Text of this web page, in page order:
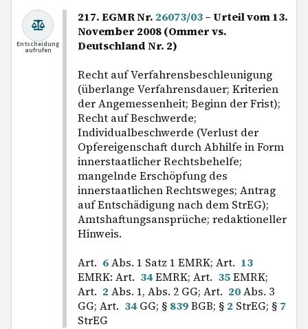
217. EGMR Nr. 26073/03– Urteil vom 13.
November 2008 (Ommer vs.
Deutschland Nr. 2)
Recht auf Verfahrensbeschleunigung
(überlange Verfahrensdauer; Kriterien
der Angemessenheit; Beginn der Frist);
Recht auf Beschwerde;
Individualbeschwerde (Verlust der
Opfereigenschaft durch Abhilfe in Form
innerstaatlicher Rechtsbehelfe;
mangelnde Erschöpfung des
innerstaatlichen Rechtsweges; Antrag
auf Entschädigung nach dem StrEG);
Amtshaftungsansprüche; redaktioneller
Hinweis.
Art. 6Abs. 1 Satz 1 EMRK; Art. 13
EMRK: Art. 34EMRK; Art. 35EMRK;
Art. 2 Abs. 1, Abs. 2 GG; Art. 20Abs. 3
GG; Art. 34 GG; § 839BGB; § 2 StrEG; § 7
StrEG
Entscheidung
aufrufen